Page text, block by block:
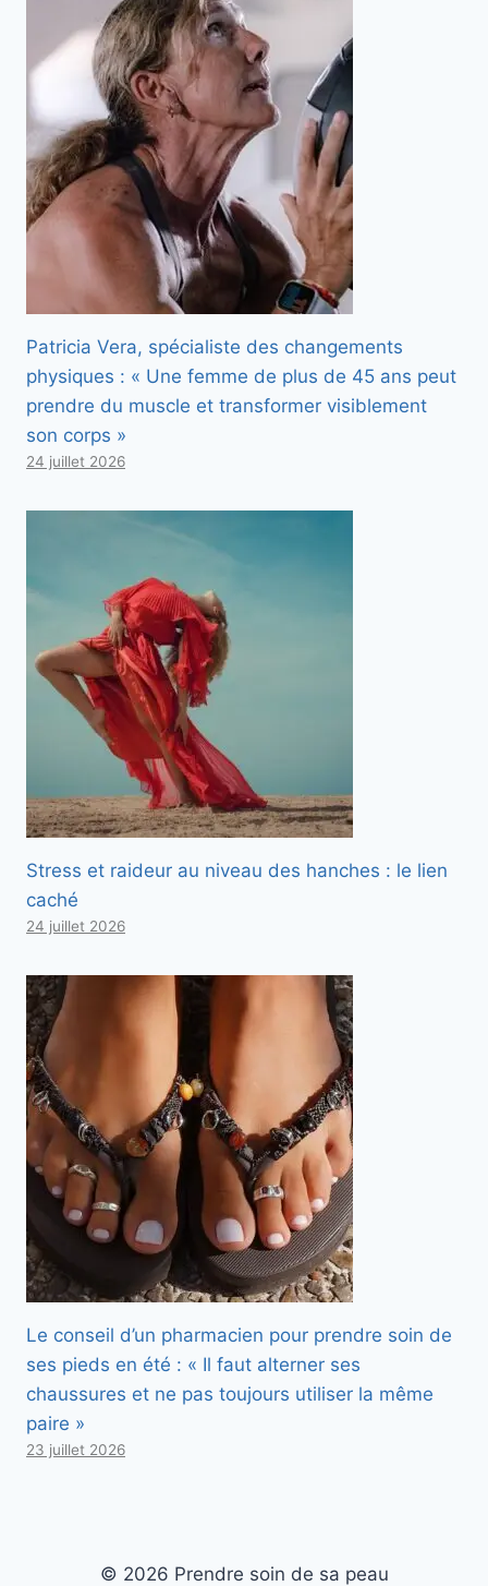
Patricia Vera, spécialiste des changements
physiques : « Une femme de plus de 45 ans peut
prendre du muscle et transformer visiblement
son corps »
24 juillet 2026
Stress et raideur au niveau des hanches : le lien
caché
24 juillet 2026
Le conseil d’un pharmacien pour prendre soin de
ses pieds en été : « Il faut alterner ses
chaussures et ne pas toujours utiliser la même
paire »
23 juillet 2026
© 2026 Prendre soin de sa peau